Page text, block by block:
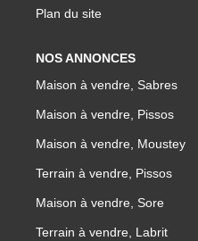
Plan du site
NOS ANNONCES
Maison à vendre, Sabres
Maison à vendre, Pissos
Maison à vendre, Moustey
Terrain à vendre, Pissos
Maison à vendre, Sore
Terrain à vendre, Labrit